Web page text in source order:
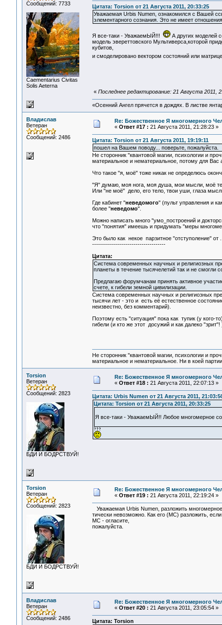
Сообщений: 7733
Сaementarius Civitas
Solis Aeterna
Цитата: Torsion от 21 Августа 2011, 20:33:25
Уважаемая Urbis Numen, ознакомился с Вашей
элементарного сознания. Это не имеет
Я все-таки - УважаемЫЙ!!!
А других моделей
модель эвереттовского Мультиверса,которой
кубитов,
и смоделировано вектором состояний или
« Последнее редактирование: 21 Августа 2011,
«Осенний Ангел прячется в дождях. В листве
Владислав
Ветеран
Сообщений: 2486
Re: Божественное Я многомерного
« Ответ #17 : 21 Августа 2011, 21:28:23 »
Цитата: Torsion от 21 Августа 2011, 19:19:11
пошел на Вашем поводу... поверьте, пожалуйста.
Не сторонник "квантовой магии, психологии и
материальное и нематериальное, потому для Вас
Что такое "я, моё" тоже никак не определюсь
"Я" думаю, моя нога, моя душа, мои мысли, моё
Или "не моё" дело, его тело, твои уши, глаза
Где кабинет "неведомого" (пульт управления и
более "неведомо".
Можно написать много "умо_построений и
что "понятия" имеешь и придумать "меры
Это было как некое парзитное "отступоление" от
-------------------------------------
Цитата:
Система современных научных и религиозных
планеты в течение тысячелетий так и не смогли
Предлагаю форумчанам принять активное
счете, к гибели земной цивилизации.
Система современных научных и религиозных
тысячи лет - это и есть её естественное
неизвестно, без комментарий).
Поэтому есть "ситуация" пока как тупик (у кого-
гибели (и кто же этот досужий и как далеко
Не сторонник "квантовой магии, психологии и
материальное и нематериальное. Ни в коей
Torsion
Ветеран
Сообщений: 2823
БДИ И БОДРСТВУЙ!
Re: Божественное Я многомерного
« Ответ #18 : 21 Августа 2011, 22:07:13 »
Цитата: Urbis Numen от 21 Августа 2011,
Цитата: Torsion от 21 Августа 2011, 20:33:25
Я все-таки - УважаемЫЙ!! Любое многомерное
Torsion
Ветеран
Сообщений: 2823
БДИ И БОДРСТВУЙ!
Re: Божественное Я многомерного
« Ответ #19 : 21 Августа 2011, 22:19:24 »
Уважаемая Urbis Numen, разложить
тически невозможно. Как его (МС) разложить,
МС - огласите,
пожалуйста.
Владислав
Ветеран
Сообщений: 2486
Re: Божественное Я многомерного
« Ответ #20 : 21 Августа 2011, 23:05:54 »
Цитата: Torsion